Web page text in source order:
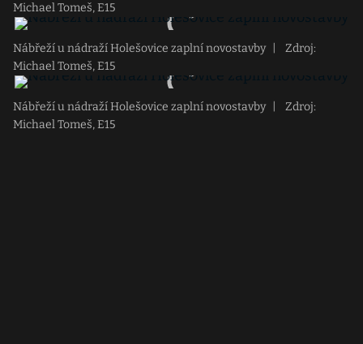
Michael Tomeš, E15
Nábřeží u nádraží Holešovice zaplní novostavby
Zdroj:
Michael Tomeš, E15
Nábřeží u nádraží Holešovice zaplní novostavby
Zdroj:
Michael Tomeš, E15